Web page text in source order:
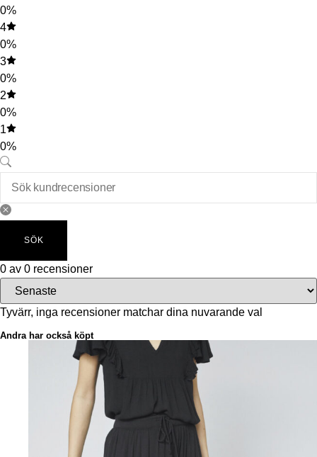
0%
4
0%
3
0%
2
0%
1
0%
SÖK
0 av 0 recensioner
Tyvärr, inga recensioner matchar dina nuvarande val
Andra har också köpt